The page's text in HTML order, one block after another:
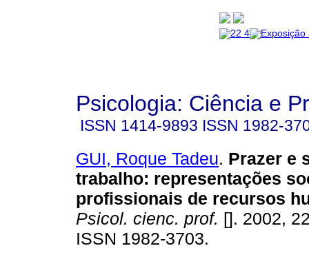
Psicologia: Ciência e
ISSN 1414-9893 ISSN 1982-
GUI, Roque Tadeu. Prazer e
trabalho: representações
profissionais de recursos
Psicol. cienc. prof. []. 2002,
ISSN 1982-3703.